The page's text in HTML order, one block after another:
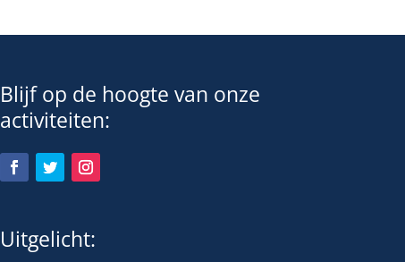
Blijf op de hoogte van onze
activiteiten:
Uitgelicht: